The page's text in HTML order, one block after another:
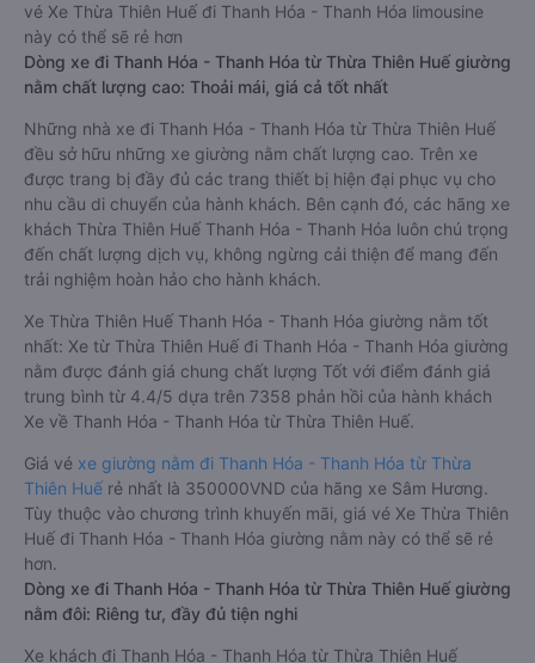
vé Xe Thừa Thiên Huế đi Thanh Hóa - Thanh Hóa limousine
này có thể sẽ rẻ hơn
Dòng xe đi Thanh Hóa - Thanh Hóa từ Thừa Thiên Huế giường
nằm chất lượng cao: Thoải mái, giá cả tốt nhất
Những nhà xe đi Thanh Hóa - Thanh Hóa từ Thừa Thiên Huế
đều sở hữu những xe giường nằm chất lượng cao. Trên xe
được trang bị đầy đủ các trang thiết bị hiện đại phục vụ cho
nhu cầu di chuyển của hành khách. Bên cạnh đó, các hãng xe
khách Thừa Thiên Huế Thanh Hóa - Thanh Hóa luôn chú trọng
đến chất lượng dịch vụ, không ngừng cải thiện để mang đến
trải nghiệm hoàn hảo cho hành khách.
Xe Thừa Thiên Huế Thanh Hóa - Thanh Hóa giường nằm tốt
nhất: Xe từ Thừa Thiên Huế đi Thanh Hóa - Thanh Hóa giường
nằm được đánh giá chung chất lượng Tốt với điểm đánh giá
trung bình từ 4.4/5 dựa trên 7358 phản hồi của hành khách
Xe về Thanh Hóa - Thanh Hóa từ Thừa Thiên Huế.
Giá vé xe giường nằm đi Thanh Hóa - Thanh Hóa từ Thừa
Thiên Huế rẻ nhất là 350000VND của hãng xe Sâm Hương.
Tùy thuộc vào chương trình khuyến mãi, giá vé Xe Thừa Thiên
Huế đi Thanh Hóa - Thanh Hóa giường nằm này có thể sẽ rẻ
hơn.
Dòng xe đi Thanh Hóa - Thanh Hóa từ Thừa Thiên Huế giường
nằm đôi: Riêng tư, đầy đủ tiện nghi
Xe khách đi Thanh Hóa - Thanh Hóa từ Thừa Thiên Huế